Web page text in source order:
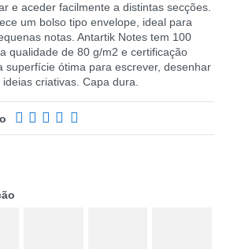
e aceder facilmente a distintas secções.
um bolso tipo envelope, ideal para
notas. Antartik Notes tem 100
qualidade de 80 g/m2 e certificação
superfície ótima para escrever, desenhar
criativas. Capa dura.